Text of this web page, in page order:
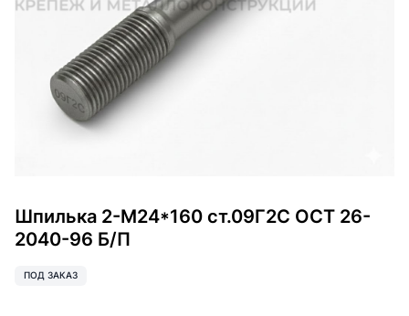
Шпилька 2-М24*160 ст.09Г2С ОСТ 26-
2040-96 Б/П
ПОД ЗАКАЗ